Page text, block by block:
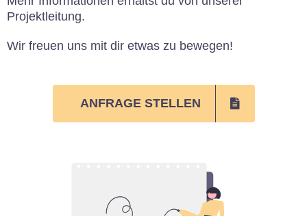
Projektleitung.
Wir freuen uns mit dir etwas zu bewegen!
ANFRAGE STELLEN